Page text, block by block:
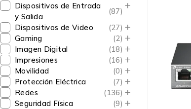
Dispositivos de Entrada
y Salida
(87)
Dispositivos de Video
(27)
Gaming
(2)
Imagen Digital
(18)
Impresiones
(16)
Movilidad
(0)
Protección Eléctrica
(7)
Redes
(136)
Seguridad Física
(9)